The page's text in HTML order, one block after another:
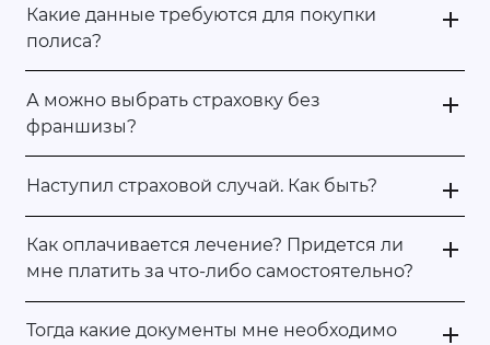
Какие данные требуются для покупки
полиса?
А можно выбрать страховку без
франшизы?
Наступил страховой случай. Как быть?
Как оплачивается лечение? Придется ли
мне платить за что-либо самостоятельно?
Тогда какие документы мне необходимо